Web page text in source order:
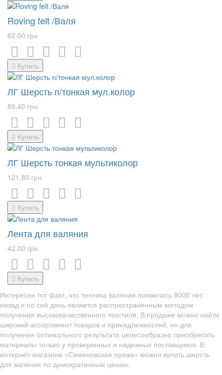
Roving felt /Валя
62.00 грн
Купить
ЛГ Шерсть п/тонкая мул.колор
89.40 грн
Купить
ЛГ Шерсть тонкая мультиколор
121.80 грн
Купить
Лента для валяния
42.00 грн
Купить
Интересен тот факт, что техника валяния появилась 8000 лет
назад и по сей день является распространенным методом
получения высококачественного текстиля. В продаже можно найти
широкий ассортимент товаров и принадлежностей, но для
получения оптимального результата целесообразно приобретать
материалы только у проверенных и надежных поставщиков. В
интернет-магазине «Семеновская пряжа» можно купить шерсть
для валяния по демократичным ценам.